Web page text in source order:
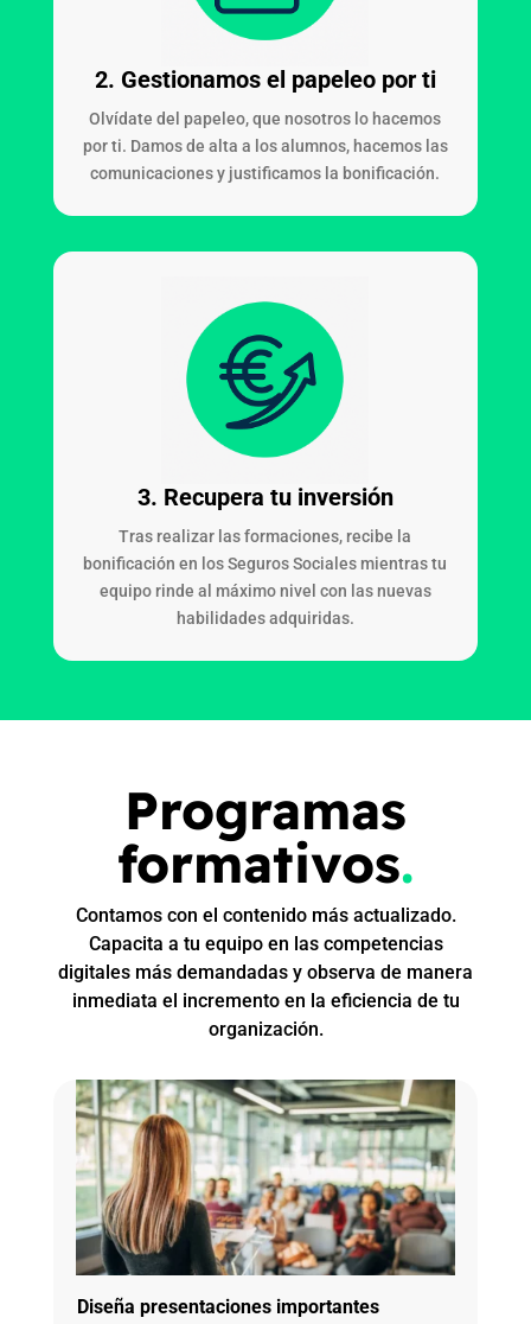
2. Gestionamos el papeleo por ti
Olvídate del papeleo, que nosotros lo hacemos
por ti. Damos de alta a los alumnos, hacemos las
comunicaciones y justificamos la bonificación.
3. Recupera tu inversión
Tras realizar las formaciones, recibe la
bonificación en los Seguros Sociales mientras tu
equipo rinde al máximo nivel con las nuevas
habilidades adquiridas.
Programas
formativos.
Contamos con el contenido más actualizado.
Capacita a tu equipo en las competencias
digitales más demandadas y observa de manera
inmediata el incremento en la eficiencia de tu
organización.
Diseña presentaciones importantes